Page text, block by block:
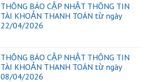
THÔNG BÁO CẬP NHẬT THÔNG TIN
TÀI KHOẢN THANH TOÁN từ ngày
22/04/2026
THÔNG BÁO CẬP NHẬT THÔNG TIN
TÀI KHOẢN THANH TOÁN từ ngày
08/04/2026